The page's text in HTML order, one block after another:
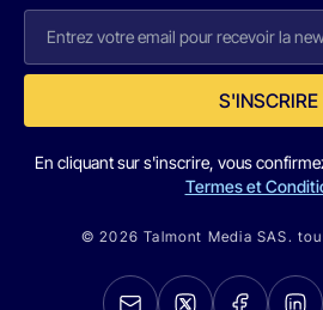
S'INSCRIRE
En cliquant sur s'inscrire, vous
Termes et
© 2026 Talmont Media SAS.